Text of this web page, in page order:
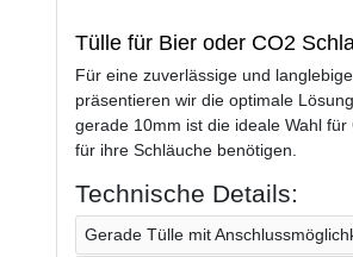
Tülle für Bier oder CO2
Für eine zuverlässige und
präsentieren wir die optimale
gerade 10mm ist die ideale Wahl
für ihre Schläuche benötigen.
Technische Details:
Gerade Tülle mit